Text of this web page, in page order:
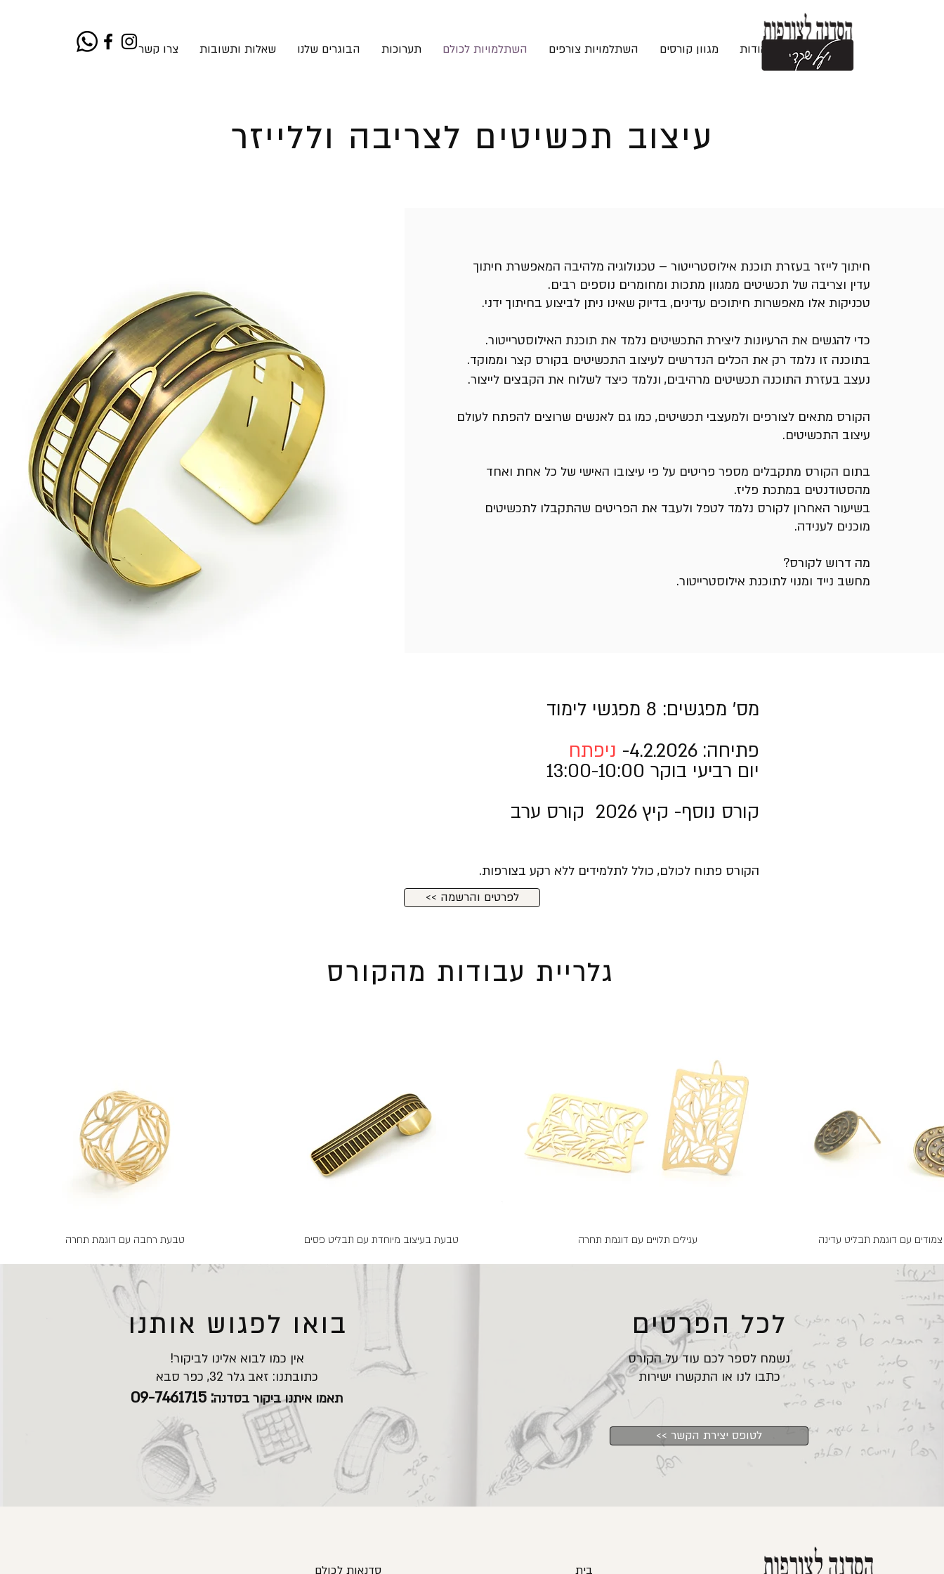
בית אודות מגוון קורסים השתלמויות צורפים השתלמויות לכולם תערוכות הבוגרים שלנו שאלות ותשובות צרו קשר
עיצוב תכשיטים לצריבה וללייזר
חיתוך לייזר בעזרת תוכנת אילוסטרייטור – טכנולוגיה מלהיבה המאפשרת חיתוך
עדין וצריבה של תכשיטים ממגוון מתכות ומחומרים נוספים רבים.
טכניקות אלו מאפשרות חיתוכים עדינים, בדיוק שאינו ניתן לביצוע בחיתוך ידני.
כדי להגשים את הרעיונות ליצירת התכשיטים נלמד את תוכנת האילוסטרייטור.
בתוכנה זו נלמד רק את הכלים הנדרשים לעיצוב התכשיטים בקורס קצר וממוקד.
נעצב בעזרת התוכנה תכשיטים מרהיבים, ונלמד כיצד לשלוח את הקבצים לייצור.
הקורס מתאים לצורפים ולמעצבי תכשיטים, כמו גם לאנשים שרוצים להפתח לעולם
עיצוב התכשיטים.
בתום הקורס מתקבלים מספר פריטים על פי עיצובו האישי של כל אחת ואחד
מהסטודנטים במתכת פליז.
בשיעור האחרון לקורס נלמד לטפל ולעבד את הפריטים שהתקבלו לתכשיטים
מוכנים לענידה.
מה דרוש לקורס?
מחשב נייד ומנוי לתוכנת אילוסטרייטור.
מס' מפגשים: 8 מפגשי לימוד
פתיחה: 4.2.2026-
ניפתח
יום רביעי בוקר 13:00-10:00
קורס נוסף- קיץ 2026 קורס ערב
הקורס פתוח לכולם, כולל לתלמידים ללא רקע בצורפות.
<< לפרטים והרשמה
גלריית עבודות מהקורס
טבעת רחבה עם דוגמת תחרה טבעת בעיצוב מיוחדת עם תבליט פסים עגילים תלויים עם דוגמת תחרה צמודים עם דוגמת תבליט עדינה
בואו לפגוש אותנו
אין כמו לבוא אלינו לביקור!
כתובתנו: זאב גלר 32, כפר סבא
תאמו איתנו ביקור בסדנה: 09-7461715
לכל הפרטים
נשמח לספר לכם עוד על הקורס
כתבו לנו או התקשרו ישירות
<< לטופס יצירת הקשר
סדנאות לכולם בית